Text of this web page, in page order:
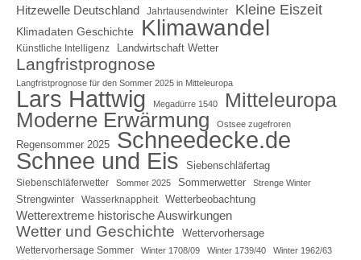
Hitzewelle Deutschland Jahrtausendwinter Kleine Eiszeit
Klimadaten Geschichte Klimawandel
Künstliche Intelligenz Landwirtschaft Wetter
Langfristprognose
Langfristprognose für den Sommer 2025 in Mitteleuropa
Lars Hattwig Megadürre 1540 Mitteleuropa
Moderne Erwärmung Ostsee zugefroren
Regensommer 2025 Schneedecke.de
Schnee und Eis Siebenschläfertag
Siebenschläferwetter Sommer 2025 Sommerwetter Strenge Winter
Strengwinter Wasserknappheit Wetterbeobachtung
Wetterextreme historische Auswirkungen
Wetter und Geschichte Wettervorhersage
Wettervorhersage Sommer Winter 1708/09 Winter 1739/40 Winter 1962/63